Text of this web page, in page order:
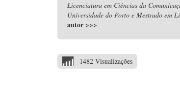
Licenciatura em Ciências da
Universidade do Porto e Mestrado em
autor >>>
1482 Visualizações